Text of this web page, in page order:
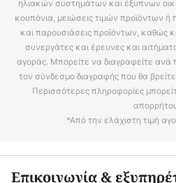
ηλιακών συστημάτων και έξυπνων
κουπόνια, μειώσεις τιμών προϊόντων
και παρουσιάσεις προϊόντων, καθώς
συνεργάτες και έρευνες και
αγοράς. Μπορείτε να διαγραφείτε ανά
τον σύνδεσμο διαγραφής που θα
Περισσότερες πληροφορίες
*Από την ελάχιστη τιμή
Επικοινωνία &